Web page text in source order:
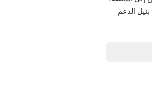
الدعم